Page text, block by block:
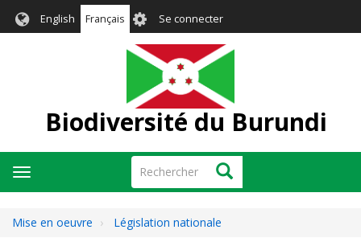
English Français User
account
menu
Se connecter
Biodiversité du Burundi
Rechercher Rechercher
Toggle
navigation
Mise en oeuvre Législation nationale